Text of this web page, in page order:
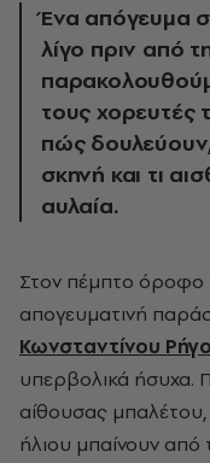
Ένα απόγευμα
λίγο πριν από
τους χορευτές
πώς
σκηνή και τι
αυλαία.
Στον πέμπτο όροφο της Λυρικής, λίγο πριν αρχίσει η
απογευματινή
Κωνσταντίνου
υπερβολικά ήσυχα.
αίθουσας
ήλιου μπαίνουν